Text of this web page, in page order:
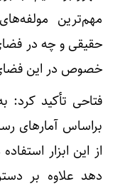
مهم‌ترین
حقیقی و چه در
خصوص در این
فتاحی تأکید کرد:
از این ابزار
دهد علاوه بر